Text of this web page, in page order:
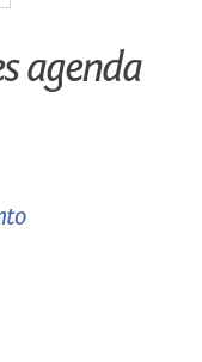
agenda